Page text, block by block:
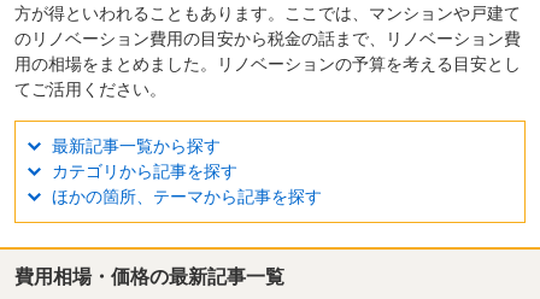
方が得といわれることもあります。ここでは、マンションや戸建て
のリノベーション費用の目安から税金の話まで、リノベーション費
用の相場をまとめました。リノベーションの予算を考える目安とし
てご活用ください。
最新記事一覧から探す
カテゴリから記事を探す
ほかの箇所、テーマから記事を探す
費用相場・価格の最新記事一覧